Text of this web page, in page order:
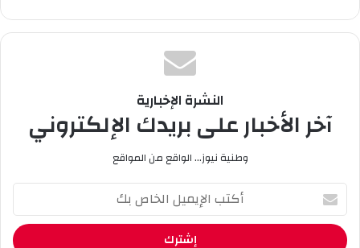
النشرة الإخبارية
آخر الأخبار على بريدك الإلكتروني
وطنية نيوز... الواقع من المواقع
أ
ت
ب